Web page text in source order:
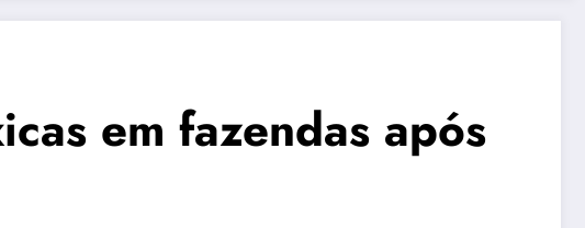
em fazendas após